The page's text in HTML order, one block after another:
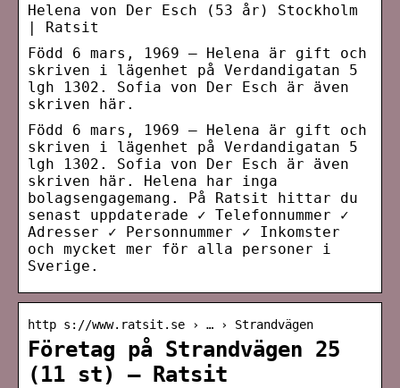
Helena von Der Esch (53 år) Stockholm
| Ratsit
Född 6 mars, 1969 – Helena är gift och
skriven i lägenhet på Verdandigatan 5
lgh 1302. Sofia von Der Esch är även
skriven här.
Född 6 mars, 1969 – Helena är gift och
skriven i lägenhet på Verdandigatan 5
lgh 1302. Sofia von Der Esch är även
skriven här. Helena har inga
bolagsengagemang. På Ratsit hittar du
senast uppdaterade ✓ Telefonnummer ✓
Adresser ✓ Personnummer ✓ Inkomster
och mycket mer för alla personer i
Sverige.
http s://www.ratsit.se › … › Strandvägen
Företag på Strandvägen 25
(11 st) – Ratsit